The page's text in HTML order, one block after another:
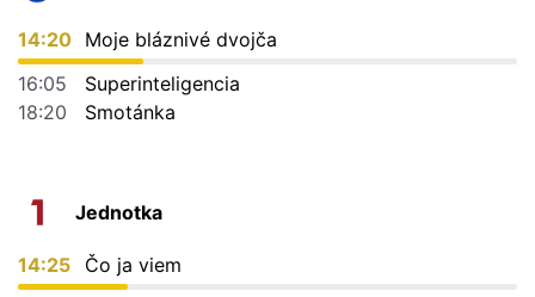
14:20 Moje bláznivé dvojča
16:05
Superinteligencia
18:20
Smotánka
Jednotka
14:25
Čo ja viem